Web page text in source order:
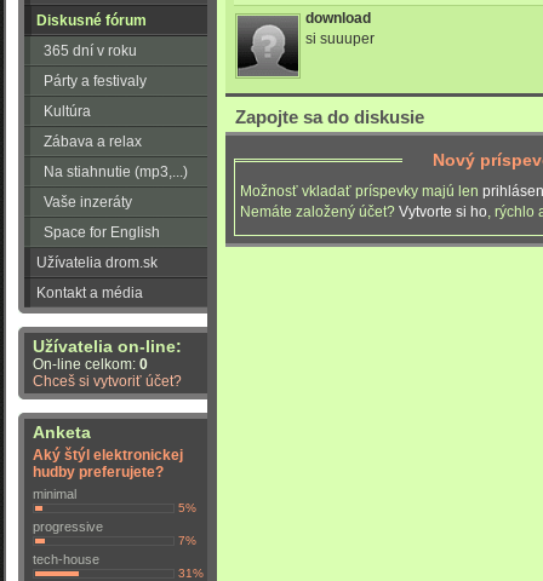
Diskusné fórum
365 dní v roku
Párty a festivaly
Kultúra
Zábava a relax
Na stiahnutie (mp3,...)
Vaše inzeráty
Space for English
Užívatelia drom.sk
Kontakt a média
Užívatelia on-line:
On-line celkom: 0
Chceš si vytvoriť účet?
Anketa
Aký štýl elektronickej
hudby preferujete?
minimal
5%
progressive
7%
tech-house
31%
download
si suuuper
Zapojte sa do diskusie
Nový
Možnosť vkladať príspevky majú len
Nemáte založený účet? Vytvorte si ho, rýchlo